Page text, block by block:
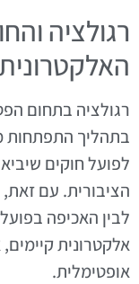
רגולציה
רגולציה בתחום
בתהליך התפתחות
לפועל חוקים
הציבורית. עם זאת,
לבין האכיפה
אלקטרונית
אופטימלית.